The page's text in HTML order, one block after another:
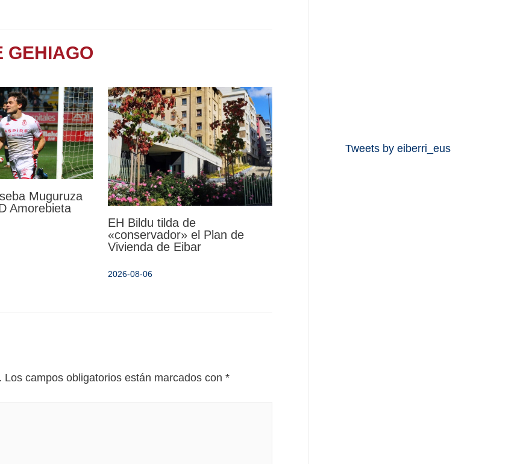
GEHIAGO
Muguruza
Amorebieta
EH Bildu tilda de
«conservador» el Plan de
Vivienda de Eibar
2026-08-06
Los campos obligatorios están marcados con *
Tweets by eiberri_eus